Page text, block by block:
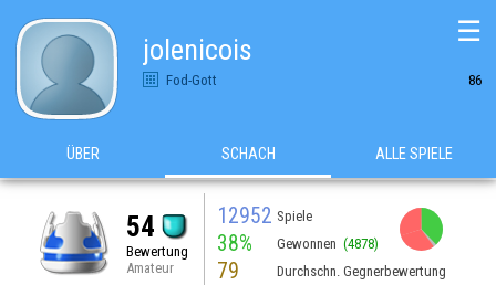
jolenicois
Fod-Gott 86
☰
ÜBER SCHACH ALLE SPIELE
54
Bewertung
Amateur
12952 Spiele
38% Gewonnen (4878)
79 Durchschn. Gegnerbewertung